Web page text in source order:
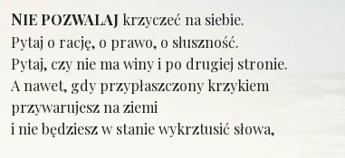
NIE POZWALAJ krzyczeć na siebie.
Pytaj o rację, o prawo, o słuszność.
Pytaj, czy nie ma winy i po drugiej stronie.
A nawet, gdy przypłaszczony krzykiem
przywarujesz na ziemi
i nie będziesz w stanie wykrztusić słowa,